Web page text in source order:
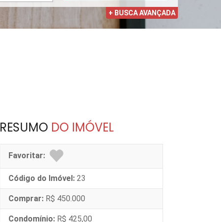
+ BUSCA AVANÇADA
RESUMO DO IMÓVEL
Favoritar:
Código do Imóvel: 23
Comprar: R$ 450.000
Condomínio: R$ 425,00